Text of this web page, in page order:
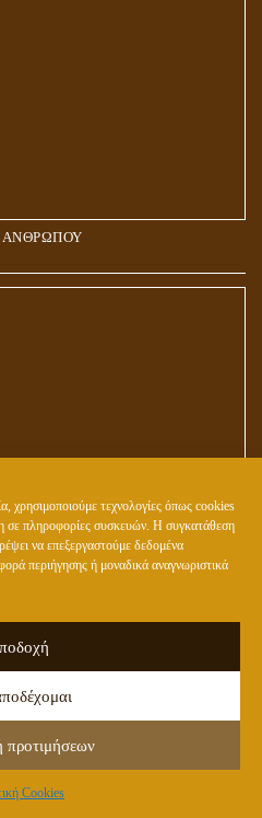
χρησιμοποιούμε τεχνολογίες όπως cookies
σε πληροφορίες συσκευών. Η συγκατάθεση
να επεξεργαστούμε δεδομένα
περιήγησης ή μοναδικά αναγνωριστικά
Cookies
ΑΝΘΡΩΠΟΥ
ΟΡΙΣΤΙΚΑ ΤΟΝ ΚΥΚΛΟ ΤΩΝ